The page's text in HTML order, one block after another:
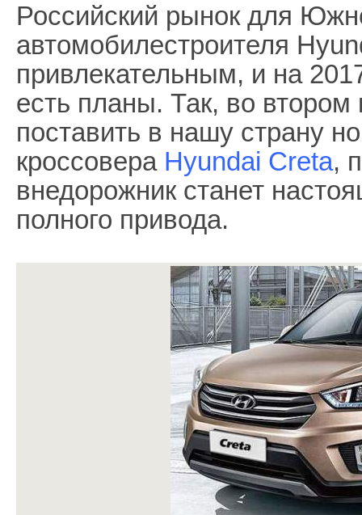
Российский рынок для
автомобилестроителя
привлекательным, и на
есть планы. Так, во втором
поставить в нашу страну
кроссовера Hyundai Creta,
внедорожник станет
полного привода.